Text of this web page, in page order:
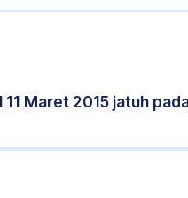
Maret 2015 jatuh